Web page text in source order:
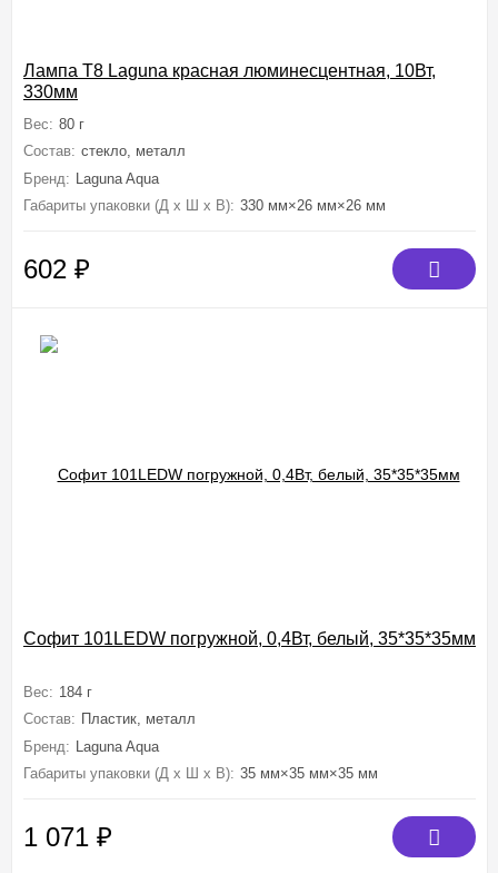
Лампа T8 Laguna красная люминесцентная, 10Вт,
330мм
Вес: 80 г
Состав: стекло, металл
Бренд: Laguna Aqua
Габариты упаковки (Д х Ш х В): 330 мм×26 мм×26 мм
602 ₽
Софит 101LEDW погружной, 0,4Вт, белый, 35*35*35мм
Вес: 184 г
Состав: Пластик, металл
Бренд:
Laguna Aqua
Габариты упаковки (Д х Ш х В): 35 мм×35 мм×35 мм
1 071 ₽